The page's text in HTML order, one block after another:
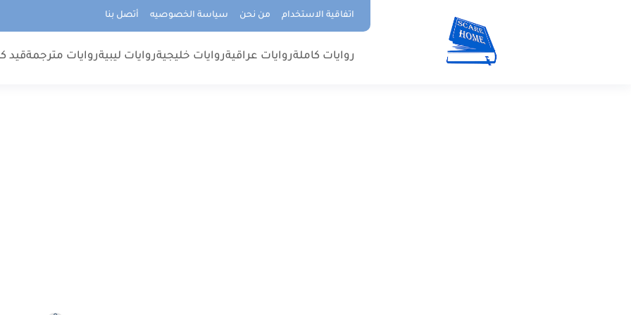
اتفاقية الاستخدام من نحن سياسة الخصوصيه أتصل بنا
روايات كاملةروايات عراقيةروايات خليجيةروايات ليبيةروايات مترجمةقيد